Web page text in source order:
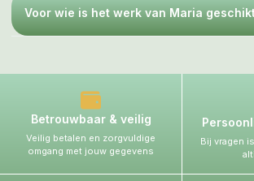
Voor wie is het werk van Maria
Betrouwbaar & veilig
Veilig betalen en zorgvuldige
omgang met jouw gegevens
Bij vragen